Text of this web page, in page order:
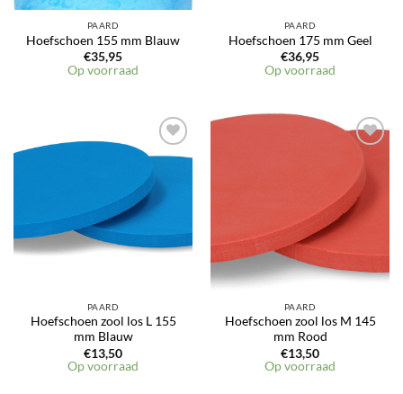
PAARD
Hoefschoen 155 mm Blauw
€35,95
Op voorraad
PAARD
Hoefschoen 175 mm Geel
€36,95
Op voorraad
PAARD
Hoefschoen zool los L 155
mm Blauw
€13,50
Op voorraad
PAARD
Hoefschoen zool los M 145
mm Rood
€13,50
Op voorraad